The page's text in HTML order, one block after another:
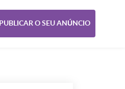
PUBLICAR O SEU ANÚNCIO